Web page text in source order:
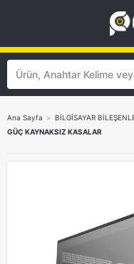
Ana Sayfa > BİLGİSAYAR
GÜÇ KAYNAKSIZ KASALAR